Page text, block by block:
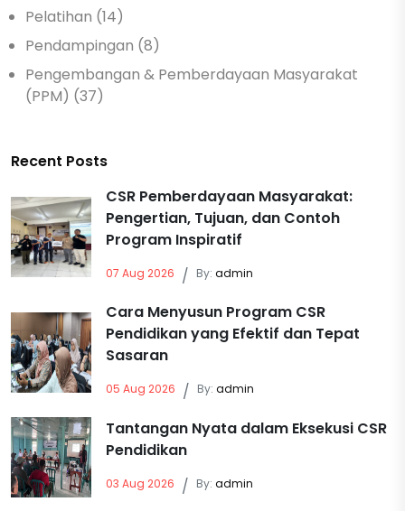
Pelatihan (14)
Pendampingan (8)
Pengembangan & Pemberdayaan Masyarakat
(PPM) (37)
Recent Posts
CSR Pemberdayaan Masyarakat:
Pengertian, Tujuan, dan Contoh
Program Inspiratif
07 Aug 2026 / By: admin
Cara Menyusun Program CSR
Pendidikan yang Efektif dan Tepat
Sasaran
05 Aug 2026 / By: admin
Tantangan Nyata dalam Eksekusi CSR
Pendidikan
03 Aug 2026 / By: admin